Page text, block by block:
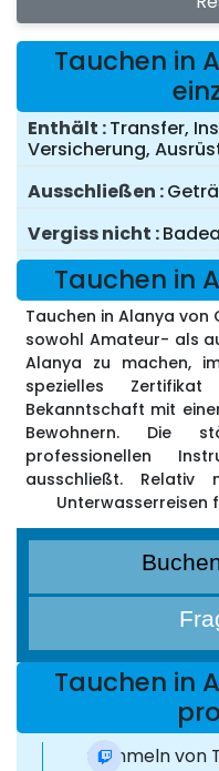
Tauchen in
Enthält Transfer,
Versicherung,
Ausschließen
Vergiss nicht
Tauchen in
Tauchen in Alanya von
sowohl Amateur- als
Alanya zu machen,
spezielles
Bekanntschaft mit
Bewohnern. Die
professionellen
ausschließt. Relativ
Unterwasserreisen
Tauchen in
Sammeln von